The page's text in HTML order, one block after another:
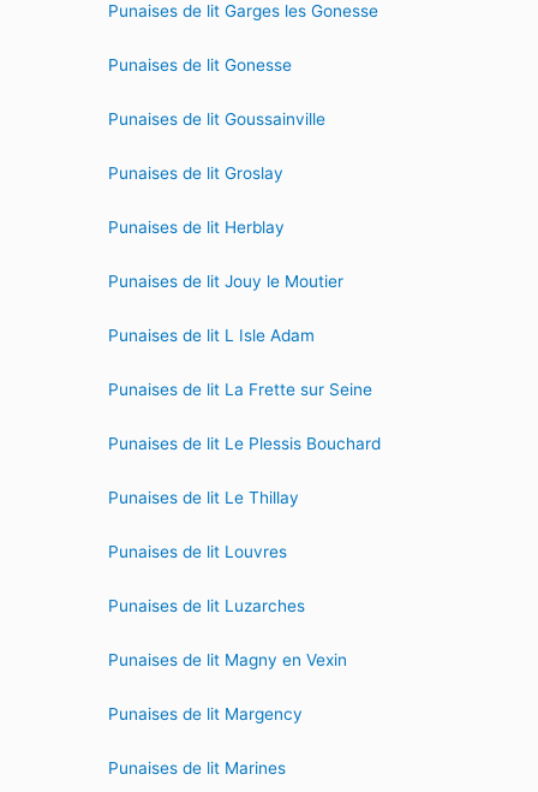
Punaises de lit Garges les Gonesse
Punaises de lit Gonesse
Punaises de lit Goussainville
Punaises de lit Groslay
Punaises de lit Herblay
Punaises de lit Jouy le Moutier
Punaises de lit L Isle Adam
Punaises de lit La Frette sur Seine
Punaises de lit Le Plessis Bouchard
Punaises de lit Le Thillay
Punaises de lit Louvres
Punaises de lit Luzarches
Punaises de lit Magny en Vexin
Punaises de lit Margency
Punaises de lit Marines